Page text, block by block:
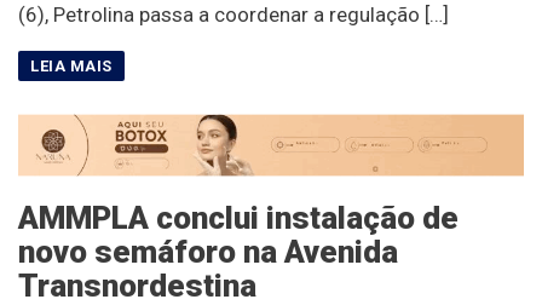
(6), Petrolina passa a coordenar a regulação […]
AMMPLA conclui instalação de
novo semáforo na Avenida
Transnordestina